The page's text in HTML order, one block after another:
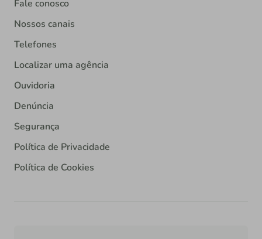
Fale conosco
Nossos canais
Telefones
Localizar uma agência
Ouvidoria
Denúncia
Segurança
Política de Privacidade
Política de Cookies